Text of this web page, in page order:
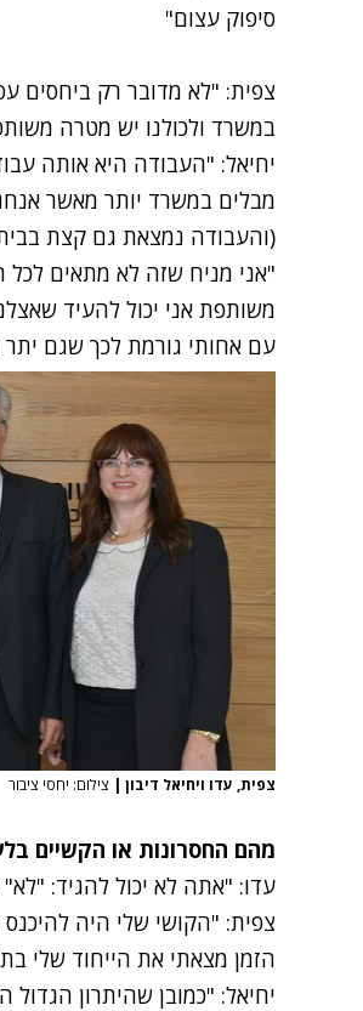
סיפוק עצום"
צפית: "לא מדובר רק ביחסים
במשרד ולכולנו יש מטרה
יחיאל: "העבודה היא אותה
מבלים במשרד יותר מאשר
(והעבודה נמצאת גם קצת
"אני מניח שזה לא מתאים
משותפת אני יכול להעיד
עם אחותי גורמת לכך שגם
צפית, עדו ויחיאל דיבון | צילום: יחסי ציבור
מהם החסרונות או הקשיים
עדו: "אתה לא יכול להגיד:
צפית: "הקושי שלי היה להיכנס
הזמן מצאתי את הייחוד שלי
יחיאל: "כמובן שהיתרון